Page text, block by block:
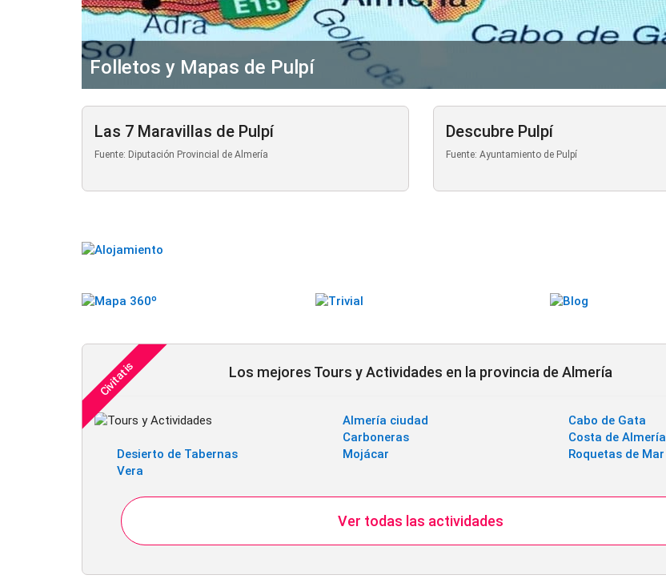
Folletos y Mapas de Pulpí
Las 7 Maravillas de Pulpí
Fuente: Diputación Provincial de Almería
Descubre Pulpí
Fuente: Ayuntamiento de Pulpí
Los mejores Tours y Actividades en la provincia de Almería
Almería ciudad
Cabo de Gata
Carboneras
Costa de Almería
Desierto de Tabernas
Mojácar
Roquetas de Mar
Vera
Ver todas las actividades